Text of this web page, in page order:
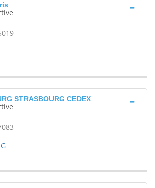
STRASBOURG CEDEX